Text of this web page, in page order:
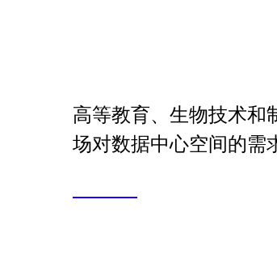
高等教育、生物技术和
场对数据中心空间的需